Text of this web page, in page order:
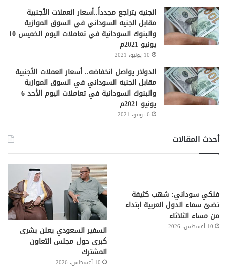
الجنيه يتراجع مجدداً..أسعار العملات الأجنبية
مقابل الجنيه السوداني في السوق الموازية
والبنوك السودانية في تعاملات اليوم الخميس 10
يونيو 2021م
10 يونيو، 2021
الدولار يواصل انخفاضه.. أسعار العملات الأجنبية
مقابل الجنيه السوداني في السوق الموازية
والبنوك السودانية في تعاملات اليوم الأحد 6
يونيو 2021م
6 يونيو، 2021
أحدث المقالات
فلكي سوداني: شهب كثيفة
تضئ سماء الدول العربية ابتداء
من مساء الثلاثاء
10 أغسطس، 2026 السفير السعودي يعلن بشرى
كبرى حول مجلس التعاون
المشترك
10 أغسطس، 2026